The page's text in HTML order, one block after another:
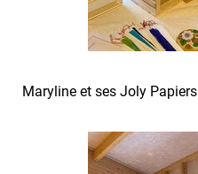
Maryline et ses Joly Papiers